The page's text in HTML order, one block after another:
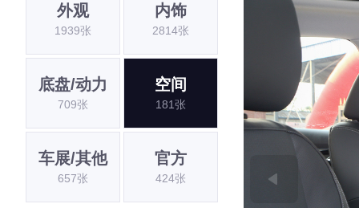
外观
1939张
内饰
2814张
底盘/动力
709张
空间
181张
车展/其他
657张
官方
424张